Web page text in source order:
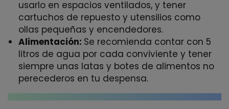
usarlo en espacios ventilados, y tener
cartuchos de repuesto y utensilios como
ollas pequeñas y encendedores.
Alimentación: Se recomienda contar con 5
litros de agua por cada conviviente y tener
siempre unas latas y botes de alimentos no
perecederos en tu despensa.